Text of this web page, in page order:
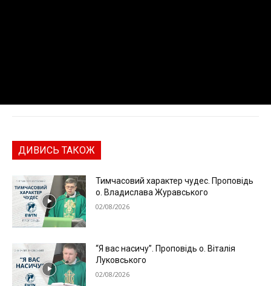
ДИВИСЬ ТАКОЖ
Тимчасовий характер чудес. Проповідь
о. Владислава Журавського
02/08/2026
“Я вас насичу”. Проповідь о. Віталія
Луковського
02/08/2026